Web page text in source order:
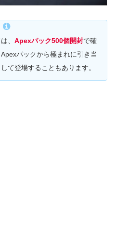
、 Apexパック500個開封で確
パックから極まれに引き当
て登場することもあります。